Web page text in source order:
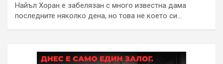
Найъл Хоран е забелязан с много известна дама
последните няколко дена, но това не което си…